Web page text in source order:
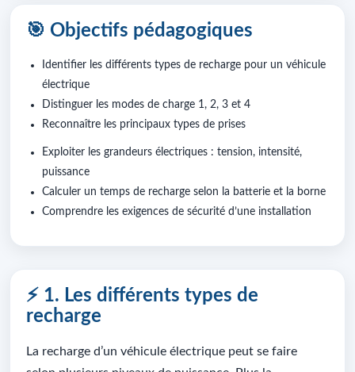
🎯 Objectifs pédagogiques
Identifier les différents types de recharge pour un véhicule
électrique
Distinguer les modes de charge 1, 2, 3 et 4
Reconnaître les principaux types de prises
Exploiter les grandeurs électriques : tension, intensité,
puissance
Calculer un temps de recharge selon la batterie et la borne
Comprendre les exigences de sécurité d’une installation
⚡ 1. Les différents types de
recharge
La recharge d’un véhicule électrique peut se faire